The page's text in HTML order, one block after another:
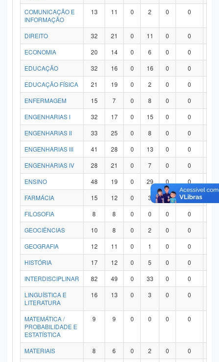
COMUNICAÇÃO E
INFORMAÇÃO
13 11 0 2 0 0
DIREITO 32 21 0 11 0 0
ECONOMIA
20 14 0 6 0 0
EDUCAÇÃO
32 16 0 16 0 0
EDUCAÇÃO FÍSICA
21 19 0 2 0 0
ENFERMAGEM
15 7 0 8 0 0
ENGENHARIAS I
32 17 0 15 0 0
ENGENHARIAS II
33 25 0 8 0 0
ENGENHARIAS III
41 28 0 13 0 0
ENGENHARIAS IV
28 21 0 7 0 0
ENSINO
48 19 0 29 0 0
FARMÁCIA
15 12 0 3 0 0
FILOSOFIA
8 8 0 0 0 0
GEOCIÊNCIAS
10 8 0 2 0 0
GEOGRAFIA
12 11 0 1 0 0
HISTÓRIA
17 12 0 5 0 0
INTERDISCIPLINAR
82 49 0 33 0 0
LINGUÍSTICA E
LITERATURA
16 13 0 3 0 0
MATEMÁTICA /
PROBABILIDADE E
ESTATÍSTICA
9 9 0 0 0 0
MATERIAIS 8 6 0 2 0 0